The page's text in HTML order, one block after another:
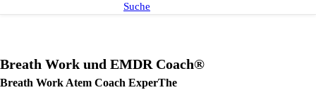
Suche
Breath Work und EMDR Coach®
Breath Work Atem Coach ExperThe